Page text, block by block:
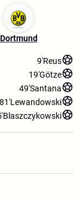
Dortmund
9'Reus
19'Götze
49'Santana
81'Lewandowski
Blaszczykowski